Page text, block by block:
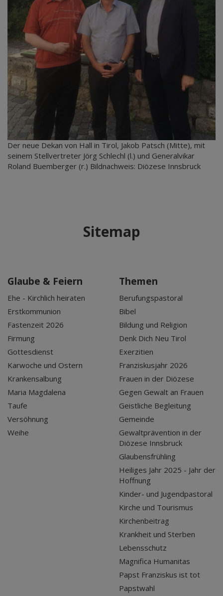
Der neue Dekan von Hall in Tirol, Jakob Patsch (Mitte), mit
seinem Stellvertreter Jörg Schlechl (l.) und Generalvikar
Roland Buemberger (r.) Bildnachweis: Diözese Innsbruck
Sitemap
Glaube & Feiern
Ehe - Kirchlich heiraten
Erstkommunion
Fastenzeit 2026
Firmung
Gottesdienst
Karwoche und Ostern
Krankensalbung
Maria Magdalena
Taufe
Versöhnung
Weihe
Themen
Berufungspastoral
Bibel
Bildung und Religion
Denk Dich Neu Tirol
Exerzitien
Franziskusjahr 2026
Frauen in der Diözese
Gegen Gewalt an Frauen
Geistliche Begleitung
Gemeinde
Gewaltprävention in der
Diözese Innsbruck
Glaubensfrühling
Heiliges Jahr 2025 - Jahr der
Hoffnung
Kinder- und Jugendpastoral
Kirche und Tourismus
Kirchenbeitrag
Krankheit und Sterben
Lebensschutz
Magnifica Humanitas
Papst Franziskus ist tot
Papstwahl